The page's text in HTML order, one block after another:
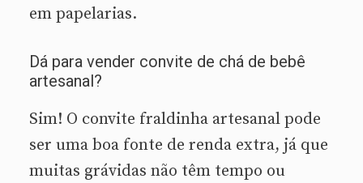
em papelarias.
Dá para vender convite de chá de bebê
artesanal?
Sim! O convite fraldinha artesanal pode
ser uma boa fonte de renda extra, já que
muitas grávidas não têm tempo ou